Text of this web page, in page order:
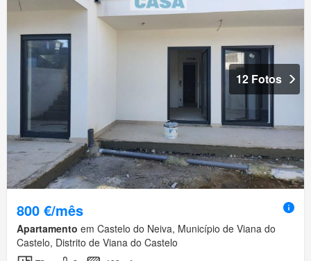
12 Fotos
800 €/mês
Apartamento em Castelo do Neiva, Município de Viana do
Castelo, Distrito de Viana do Castelo